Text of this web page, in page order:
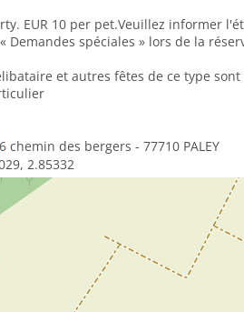
EUR 10 per pet.Veuillez informer
spéciales » lors de la
et autres fêtes de ce type
6 chemin des bergers - 77710 PALEY
2.85332